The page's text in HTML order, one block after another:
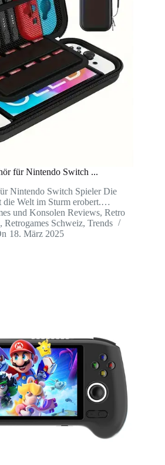
für Nintendo Switch ...
Nintendo Switch Spieler Die
die Welt im Sturm erobert.…
und Konsolen Reviews, Retro
,Retrogames Schweiz,Trends
18. März 2025